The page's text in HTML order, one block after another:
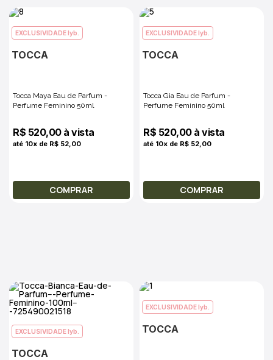
EXCLUSIVIDADE lyb.
TOCCA
Tocca Maya Eau de Parfum -
Perfume Feminino 50ml
R$ 520,00 à vista
até 10x de R$ 52,00
COMPRAR
EXCLUSIVIDADE lyb.
TOCCA
Tocca Gia Eau de Parfum -
Perfume Feminino 50ml
R$ 520,00 à vista
até 10x de R$ 52,00
COMPRAR
EXCLUSIVIDADE lyb.
TOCCA
EXCLUSIVIDADE lyb.
TOCCA